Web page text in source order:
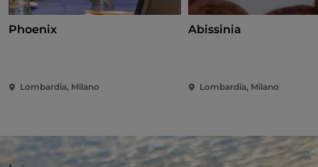
Phoenix
Lombardia, Milano
Abissinia
Lombardia, Milano